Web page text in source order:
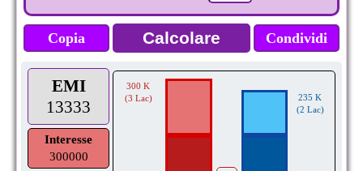
Copia Condividi
EMI
13333
Interesse
300000
300 K
(3 Lac)
235 K
(2 Lac)